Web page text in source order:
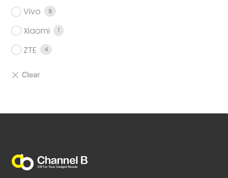
Vivo 8
Xiaomi 1
ZTE 4